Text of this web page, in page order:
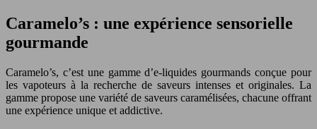
Caramelo’s : une expérience sensorielle
gourmande
Caramelo’s, c’est une gamme d’e-liquides gourmands conçue pour
les vapoteurs à la recherche de saveurs intenses et originales. La
gamme propose une variété de saveurs caramélisées, chacune offrant
une expérience unique et addictive.